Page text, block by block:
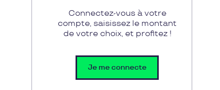
Connectez-vous à votre
compte, saisissez le montant
de votre choix, et profitez !
Je me connecte